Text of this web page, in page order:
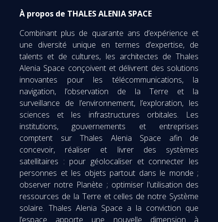
À propos de THALES ALENIA SPACE
Combinant plus de quarante ans d’expérience et
une diversité unique en termes d’expertise, de
talents et de cultures, les architectes de Thales
Alenia Space conçoivent et délivrent des solutions
innovantes pour les télécommunications, la
navigation, l’observation de la Terre et la
surveillance de l’environnement, l’exploration, les
sciences et les infrastructures orbitales. Les
institutions, gouvernements et entreprises
comptent sur Thales Alenia Space afin de
concevoir, réaliser et livrer des systèmes
satellitaires : pour géolocaliser et connecter les
personnes et les objets partout dans le monde ;
observer notre Planète ; optimiser l'utilisation des
ressources de la Terre et celles de notre Système
solaire. Thales Alenia Space a la conviction que
l’espace apporte une nouvelle dimension à